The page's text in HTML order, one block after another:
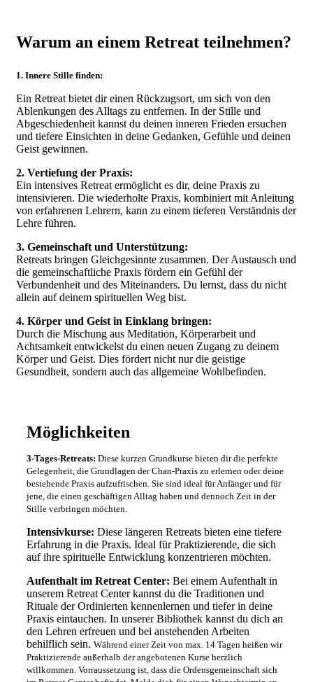
Warum an einem Retreat teilnehmen?
1. Innere Stille finden:
Ein Retreat bietet dir einen Rückzugsort, um sich von den
Ablenkungen des Alltags zu entfernen. In der Stille und
Abgeschiedenheit kannst du deinen inneren Frieden ersuchen
und tiefere Einsichten in deine Gedanken, Gefühle und deinen
Geist gewinnen.
2. Vertiefung der Praxis:
Ein intensives Retreat ermöglicht es dir, deine Praxis zu
intensivieren. Die wiederholte Praxis, kombiniert mit Anleitung
von erfahrenen Lehrern, kann zu einem tieferen Verständnis der
Lehre führen.
3. Gemeinschaft und Unterstützung:
Retreats bringen Gleichgesinnte zusammen. Der Austausch und
die gemeinschaftliche Praxis fördern ein Gefühl der
Verbundenheit und des Miteinanders. Du lernst, dass du nicht
allein auf deinem spirituellen Weg bist.
4. Körper und Geist in Einklang bringen:
Durch die Mischung aus Meditation, Körperarbeit und
Achtsamkeit entwickelst du einen neuen Zugang zu deinem
Körper und Geist. Dies fördert nicht nur die geistige
Gesundheit, sondern auch das allgemeine Wohlbefinden.
Möglichkeiten
3-Tages-Retreats: Diese kurzen Grundkurse bieten dir die perfekte
Gelegenheit, die Grundlagen der Chan-Praxis zu erlernen oder deine
bestehende Praxis aufzufrischen. Sie sind ideal für Anfänger und für
jene, die einen geschäftigen Alltag haben und dennoch Zeit in der
Stille verbringen möchten.
Intensivkurse: Diese längeren Retreats bieten eine tiefere
Erfahrung in die Praxis. Ideal für Praktizierende, die sich
auf ihre spirituelle Entwicklung konzentrieren möchten.
Aufenthalt im Retreat Center: Bei einem Aufenthalt in
unserem Retreat Center kannst du die Traditionen und
Rituale der Ordinierten kennenlernen und tiefer in deine
Praxis eintauchen. In unserer Bibliothek kannst du dich an
den Lehren erfreuen und bei anstehenden Arbeiten
behilflich sein. Während einer Zeit von max. 14 Tagen heißen wir
Praktizierende außerhalb der angebotenen Kurse herzlich
willkommen. Vorraussetzung ist, dass die Ordensgemeinschaft sich